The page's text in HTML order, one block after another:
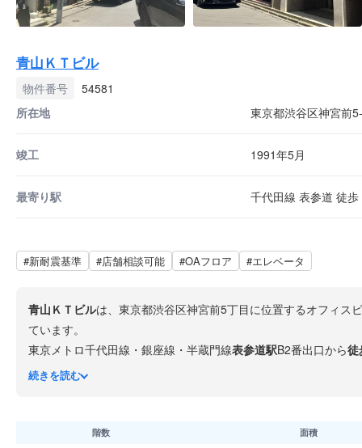
青山ＫＴビル
物件番号
54581
所在地
東京都渋谷区神宮前
竣工 1991年5月
最寄り駅 千代田線 表参道 徒歩
#新耐震基準 #店舗相談可能 #OAフロア #エレベータ
青山ＫＴビルは、東京都渋谷区神宮前5丁目に位置するオフィス
ています。
東京メトロ千代田線・銀座線・半蔵門線表参道駅B2番出口から徒
RC造・地上4階/地下2階建てで、1991年竣工、新耐震基準に準
ショールームやアパレル企業など、表参道・南青山のブランド
続きを読む
階数 面積